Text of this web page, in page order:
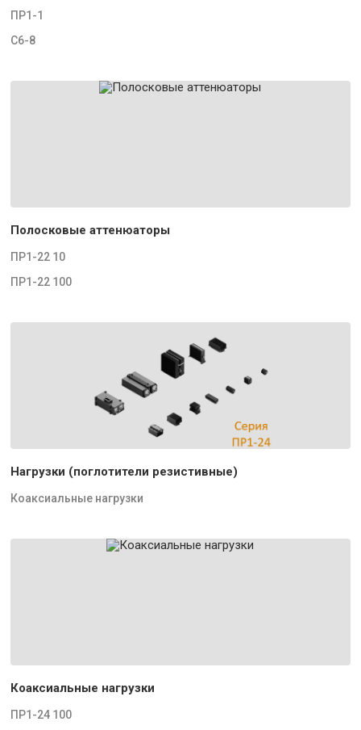
ПР1-1
С6-8
Полосковые аттенюаторы
ПР1-22 10
ПР1-22 100
Нагрузки (поглотители резистивные)
Коаксиальные нагрузки
Коаксиальные нагрузки
ПР1-24 100